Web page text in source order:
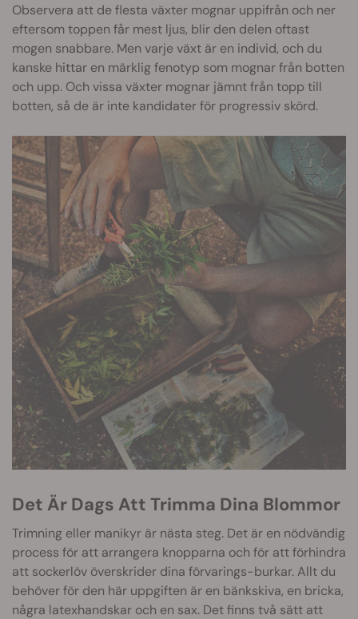
Observera att de flesta växter mognar uppifrån och ner
eftersom toppen får mest ljus, blir den delen oftast
mogen snabbare. Men varje växt är en individ, och du
kanske hittar en märklig fenotyp som mognar från botten
och upp. Och vissa växter mognar jämnt från topp till
botten, så de är inte kandidater för progressiv skörd.
Det Är Dags Att Trimma Dina Blommor
Trimning eller manikyr är nästa steg. Det är en nödvändig
process för att arrangera knopparna och för att förhindra
att sockerlöv överskrider dina förvarings-burkar. Allt du
behöver för den här uppgiften är en bänkskiva, en bricka,
några latexhandskar och en sax. Det finns två sätt att